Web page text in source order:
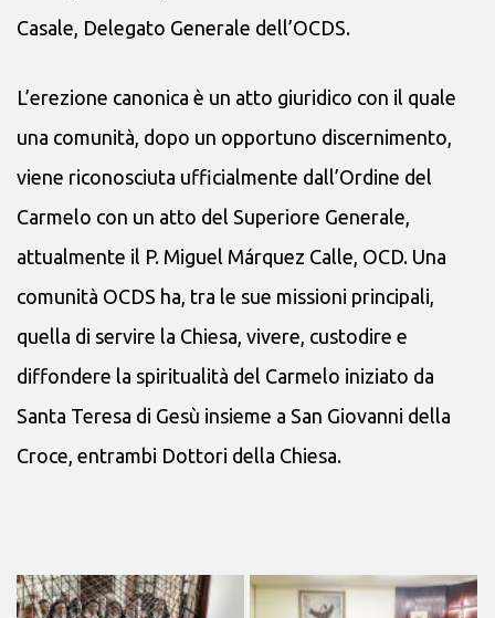
Casale, Delegato Generale dell’OCDS.
L’erezione canonica è un atto giuridico con il quale
una comunità, dopo un opportuno discernimento,
viene riconosciuta ufficialmente dall’Ordine del
Carmelo con un atto del Superiore Generale,
attualmente il P. Miguel Márquez Calle, OCD. Una
comunità OCDS ha, tra le sue missioni principali,
quella di servire la Chiesa, vivere, custodire e
diffondere la spiritualità del Carmelo iniziato da
Santa Teresa di Gesù insieme a San Giovanni della
Croce, entrambi Dottori della Chiesa.